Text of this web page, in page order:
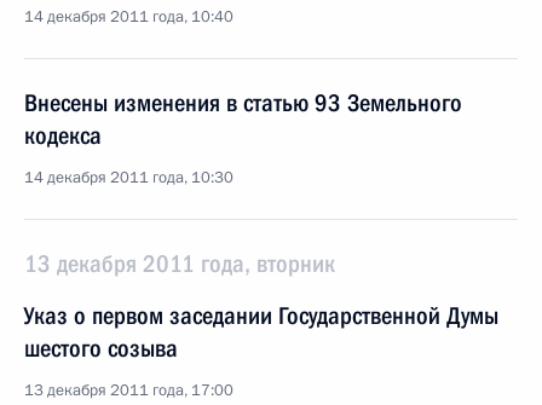
14 декабря 2011 года, 10:40
Внесены изменения в статью 93 Земельного
кодекса
14 декабря 2011 года, 10:30
13 декабря 2011 года, вторник
Указ о первом заседании Государственной Думы
шестого созыва
13 декабря 2011 года, 17:00